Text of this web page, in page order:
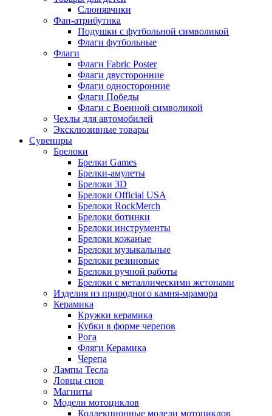
Слюнявчики
Фан-атрибутика
Подушки с футбольной символикой
Флаги футбольные
Флаги
Флаги Fabric Poster
Флаги двусторонние
Флаги односторонние
Флаги Победы
Флаги с Военной символикой
Чехлы для автомобилей
Эксклюзивные товары
Сувениры
Брелоки
Брелки Games
Брелки-амулеты
Брелоки 3D
Брелоки Official USA
Брелоки RockMerch
Брелоки ботинки
Брелоки инструменты
Брелоки кожаные
Брелоки музыкальные
Брелоки резиновые
Брелоки ручной работы
Брелоки с металлическими жетонами
Изделия из природного камня-мрамора
Керамика
Кружки керамика
Кубки в форме черепов
Рога
Фляги Керамика
Черепа
Лампы Тесла
Ловцы снов
Магниты
Модели мотоциклов
Коллекционные модели мотоциклов